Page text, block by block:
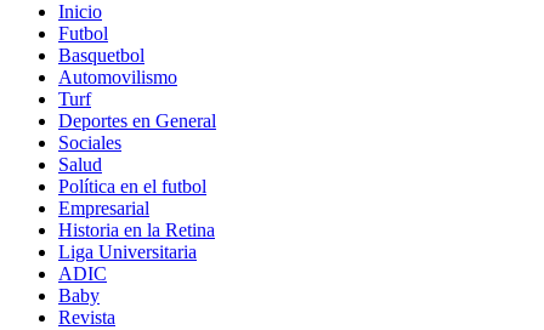
Inicio
Futbol
Basquetbol
Automovilismo
Turf
Deportes en General
Sociales
Salud
Política en el futbol
Empresarial
Historia en la Retina
Liga Universitaria
ADIC
Baby
Revista